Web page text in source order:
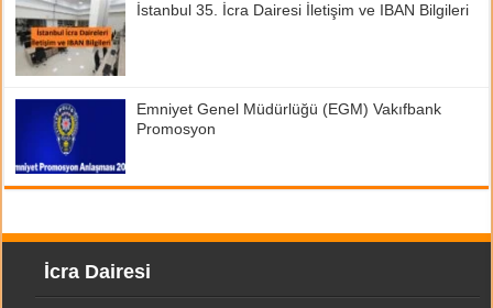
İstanbul 35. İcra Dairesi İletişim ve IBAN Bilgileri
Emniyet Genel Müdürlüğü (EGM) Vakıfbank
Promosyon
İcra Dairesi